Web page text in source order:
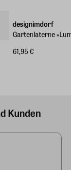
designimdorf
Gartenlaterne
61,95 €
Kunden